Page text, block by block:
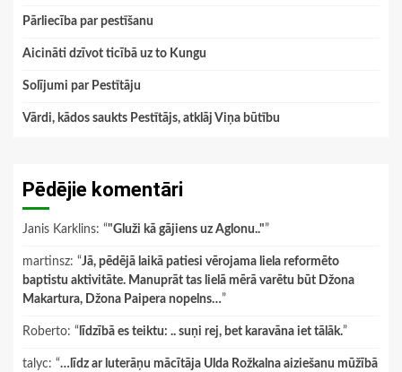
Pārliecība par pestīšanu
Aicināti dzīvot ticībā uz to Kungu
Solījumi par Pestītāju
Vārdi, kādos saukts Pestītājs, atklāj Viņa būtību
Pēdējie komentāri
Janis Karklins: “"Gluži kā gājiens uz Aglonu.."”
martinsz: “Jā, pēdējā laikā patiesi vērojama liela reformēto
baptistu aktivitāte. Manuprāt tas lielā mērā varētu būt Džona
Makartura, Džona Paipera nopelns…”
Roberto: “ līdzībā es teiktu: .. suņi rej, bet karavāna iet tālāk.”
talyc: “…līdz ar luterāņu mācītāja Ulda Rožkalna aiziešanu mūžībā